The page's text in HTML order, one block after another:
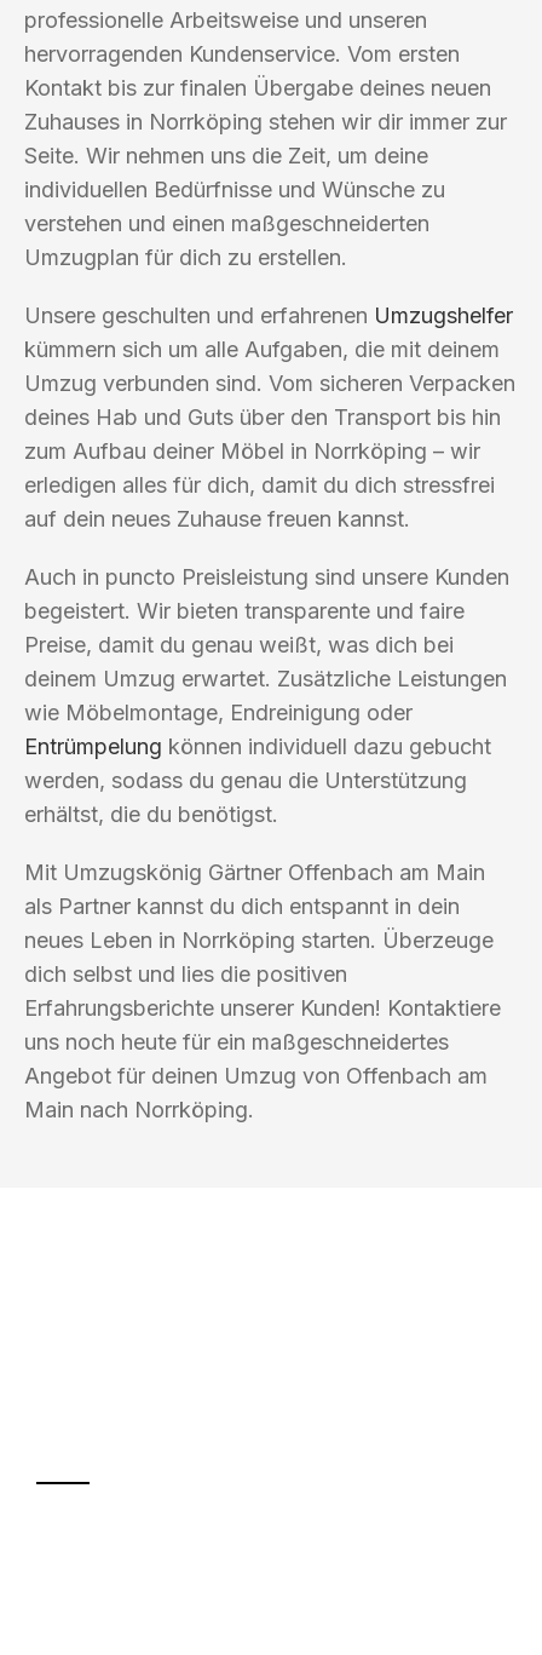
professionelle Arbeitsweise und unseren
hervorragenden Kundenservice. Vom ersten
Kontakt bis zur finalen Übergabe deines neuen
Zuhauses in Norrköping stehen wir dir immer zur
Seite. Wir nehmen uns die Zeit, um deine
individuellen Bedürfnisse und Wünsche zu
verstehen und einen maßgeschneiderten
Umzugplan für dich zu erstellen.
Unsere geschulten und erfahrenen Umzugshelfer
kümmern sich um alle Aufgaben, die mit deinem
Umzug verbunden sind. Vom sicheren Verpacken
deines Hab und Guts über den Transport bis hin
zum Aufbau deiner Möbel in Norrköping – wir
erledigen alles für dich, damit du dich stressfrei
auf dein neues Zuhause freuen kannst.
Auch in puncto Preisleistung sind unsere Kunden
begeistert. Wir bieten transparente und faire
Preise, damit du genau weißt, was dich bei
deinem Umzug erwartet. Zusätzliche Leistungen
wie Möbelmontage, Endreinigung oder
Entrümpelung können individuell dazu gebucht
werden, sodass du genau die Unterstützung
erhältst, die du benötigst.
Mit Umzugskönig Gärtner Offenbach am Main
als Partner kannst du dich entspannt in dein
neues Leben in Norrköping starten. Überzeuge
dich selbst und lies die positiven
Erfahrungsberichte unserer Kunden! Kontaktiere
uns noch heute für ein maßgeschneidertes
Angebot für deinen Umzug von Offenbach am
Main nach Norrköping.